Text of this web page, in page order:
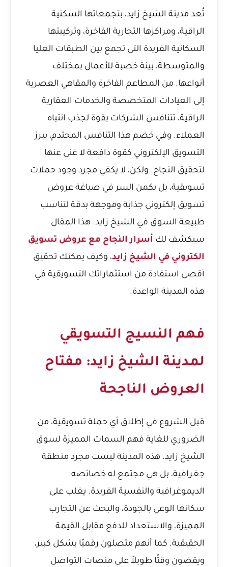
تُعد مدينة الشيخ زايد، بتجمعاتها السكنية
الراقية، ومراكزها التجارية الفاخرة، وتركيبتها
السكانية الفريدة التي تجمع بين الطبقات العليا
والمتوسطة، بيئة خصبة للأعمال بمختلف
أنواعها. من المطاعم الفاخرة والمقاهي العصرية
إلى العيادات المتخصصة والخدمات العقارية
الراقية، تتنافس الشركات بقوة لجذب انتباه
العملاء. وفي خضم هذا التنافس المحتدم، يبرز
التسويق الإلكتروني كقوة دافعة لا غنى عنها
لتحقيق النجاح. ولكن، لا يكفي مجرد وجود حملات
تسويقية، بل يكمن السر في صياغة عروض
تسويق إلكتروني جذابة وموجهة بدقة لتناسب
طبيعة السوق في الشيخ زايد. هذا المقال
سيكشف لك أسرار النجاح مع عروض تسويق
الكتروني في الشيخ زايد، وكيف يمكنك تحقيق
أقصى استفادة من استثماراتك التسويقية في
هذه المدينة الواعدة.
فهم النسيج التسويقي
لمدينة الشيخ زايد: مفتاح
العروض الناجحة
قبل الشروع في إطلاق أي حملة تسويقية، من
الضروري للغاية فهم السمات المميزة لسوق
الشيخ زايد. هذه المدينة ليست مجرد منطقة
جغرافية، بل هي مجتمع له خصائصه
الديموغرافية والنفسية الفريدة. يغلب على
سكانها الوعي بالجودة، والبحث عن التجارب
المميزة، والاستعداد للدفع مقابل القيمة
الحقيقية. كما أنهم متصلون رقميًا بشكل كبير،
ويقضون وقتًا طويلاً على منصات التواصل